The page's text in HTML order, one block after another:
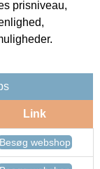
prisniveau,
Link
Besøg webshop